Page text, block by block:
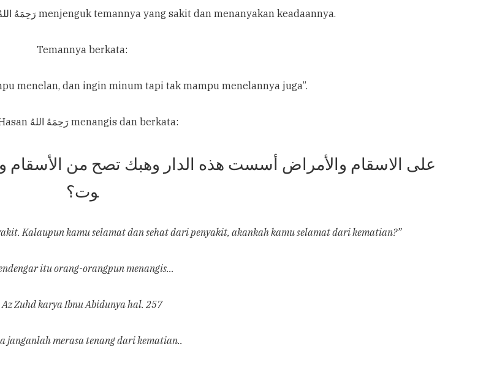
رَحِمَهُ اللهُ menjenguk temannya yang sakit dan menanyakan keadaannya.
Temannya berkata:
menelan, dan ingin minum tapi tak mampu menelannya juga”.
Al Hasan رَحِمَهُ اللهُ menangis dan berkata:
على الاسقام والأمراض أسست هذه الدار وهبك تصح من الأسقام
وت؟
Kalaupun kamu selamat dan sehat dari penyakit, akankah kamu selamat dari kematian?”
itu orang-orangpun menangis…
Az Zuhd karya Ibnu Abidunya hal. 257
janganlah merasa tenang dari kematian..